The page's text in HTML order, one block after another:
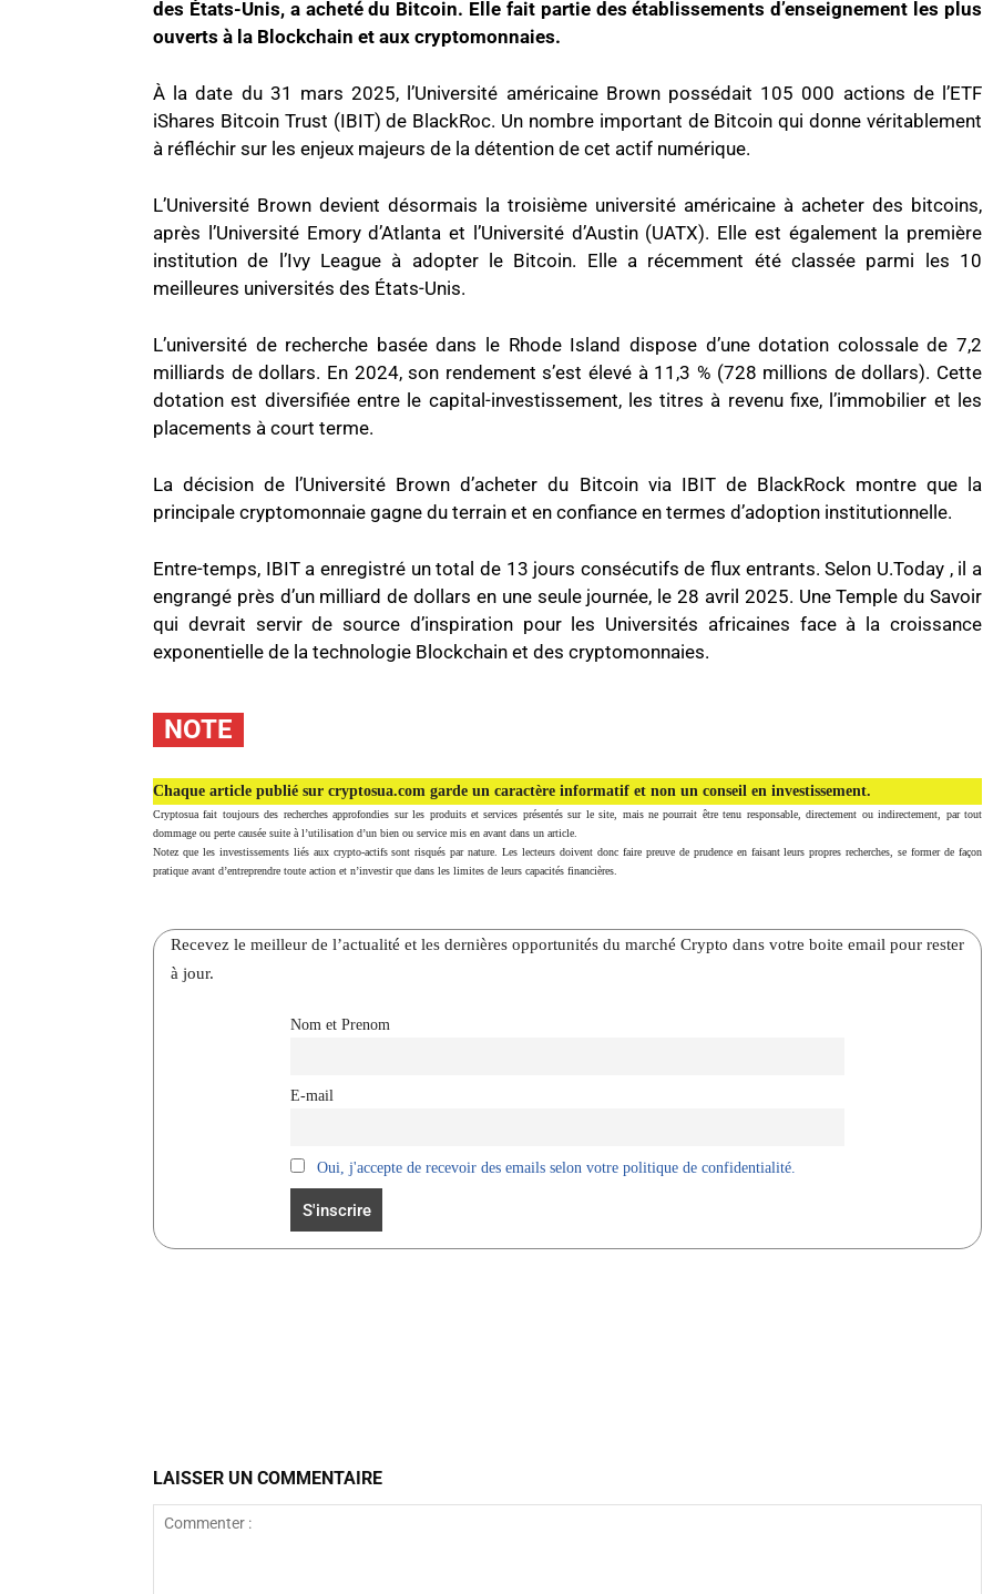
des États-Unis, a acheté du Bitcoin. Elle fait partie des établissements d’enseignement les plus
ouverts à la Blockchain et aux cryptomonnaies.
À la date du 31 mars 2025, l’Université américaine Brown possédait 105 000 actions de l’ETF
iShares Bitcoin Trust (IBIT) de BlackRoc. Un nombre important de Bitcoin qui donne véritablement
à réfléchir sur les enjeux majeurs de la détention de cet actif numérique.
L’Université Brown devient désormais la troisième université américaine à acheter des bitcoins,
après l’Université Emory d’Atlanta et l’Université d’Austin (UATX). Elle est également la première
institution de l’Ivy League à adopter le Bitcoin. Elle a récemment été classée parmi les 10
meilleures universités des États-Unis.
L’université de recherche basée dans le Rhode Island dispose d’une dotation colossale de 7,2
milliards de dollars. En 2024, son rendement s’est élevé à 11,3 % (728 millions de dollars). Cette
dotation est diversifiée entre le capital-investissement, les titres à revenu fixe, l’immobilier et les
placements à court terme.
La décision de l’Université Brown d’acheter du Bitcoin via IBIT de BlackRock montre que la
principale cryptomonnaie gagne du terrain et en confiance en termes d’adoption institutionnelle.
Entre-temps, IBIT a enregistré un total de 13 jours consécutifs de flux entrants. Selon U.Today , il a
engrangé près d’un milliard de dollars en une seule journée, le 28 avril 2025. Une Temple du Savoir
qui devrait servir de source d’inspiration pour les Universités africaines face à la croissance
exponentielle de la technologie Blockchain et des cryptomonnaies.
NOTE
Chaque article publié sur cryptosua.com garde un caractère informatif et non un conseil en investissement.
Cryptosua fait toujours des recherches approfondies sur les produits et services présentés sur le site, mais ne pourrait être tenu responsable, directement ou indirectement, par tout
dommage ou perte causée suite à l’utilisation d’un bien ou service mis en avant dans un article.
Notez que les investissements liés aux crypto-actifs sont risqués par nature. Les lecteurs doivent donc faire preuve de prudence en faisant leurs propres recherches, se former de façon
pratique avant d’entreprendre toute action et n’investir que dans les limites de leurs capacités financières.
Recevez le meilleur de l’actualité et les dernières opportunités du marché Crypto dans votre boite email pour rester
à jour.
Nom et Prenom
E-mail
Oui, j'accepte de recevoir des emails selon votre politique de confidentialité.
LAISSER UN COMMENTAIRE